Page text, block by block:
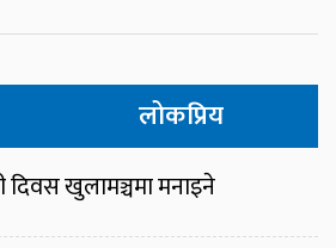
लोकप्रिय
खुलामञ्चमा मनाइने